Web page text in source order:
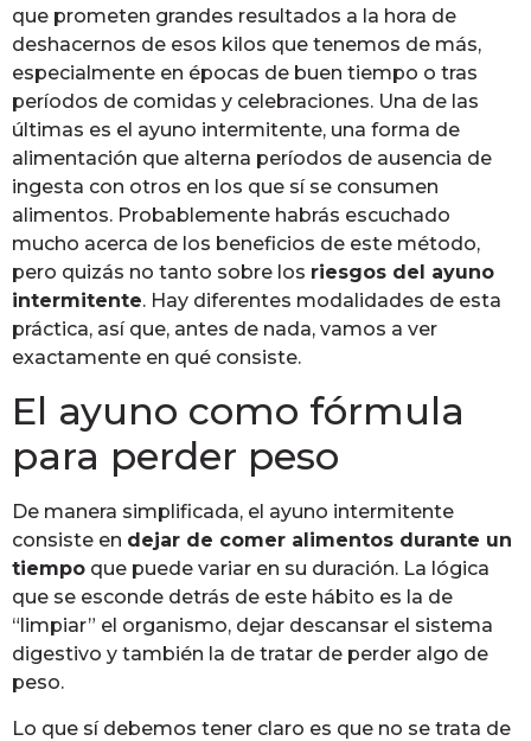
que prometen grandes resultados a la hora de
deshacernos de esos kilos que tenemos de más,
especialmente en épocas de buen tiempo o tras
períodos de comidas y celebraciones. Una de las
últimas es el ayuno intermitente, una forma de
alimentación que alterna períodos de ausencia de
ingesta con otros en los que sí se consumen
alimentos. Probablemente habrás escuchado
mucho acerca de los beneficios de este método,
pero quizás no tanto sobre los riesgos del ayuno
intermitente. Hay diferentes modalidades de esta
práctica, así que, antes de nada, vamos a ver
exactamente en qué consiste.
El ayuno como fórmula
para perder peso
De manera simplificada, el ayuno intermitente
consiste en dejar de comer alimentos durante un
tiempo que puede variar en su duración. La lógica
que se esconde detrás de este hábito es la de
“limpiar” el organismo, dejar descansar el sistema
digestivo y también la de tratar de perder algo de
peso.
Lo que sí debemos tener claro es que no se trata de